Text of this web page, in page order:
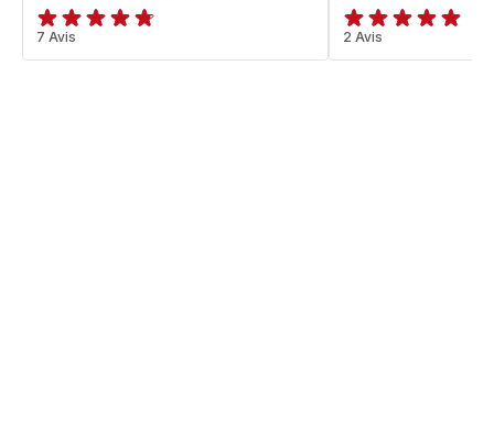
ratings.4.7
7 Avis
Avis
5
2 Avis